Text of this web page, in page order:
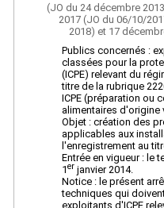
(JO du 24 décembre
2017 (JO du 06/10/
2018) et 17
Publics concernés :
classées pour la
(ICPE) relevant du
titre de la rubrique
ICPE (préparation ou
alimentaires d'origine
Objet : création des
applicables aux
l'enregistrement au
Entrée en vigueur : le
1erjanvier 2014.
Notice : le présent
techniques qui
exploitants d'ICPE